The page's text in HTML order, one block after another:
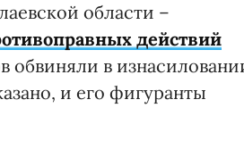
области –
действий
обвиняли в
и его фигуранты